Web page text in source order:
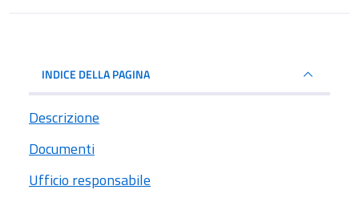
INDICE DELLA PAGINA
Descrizione
Documenti
Ufficio responsabile